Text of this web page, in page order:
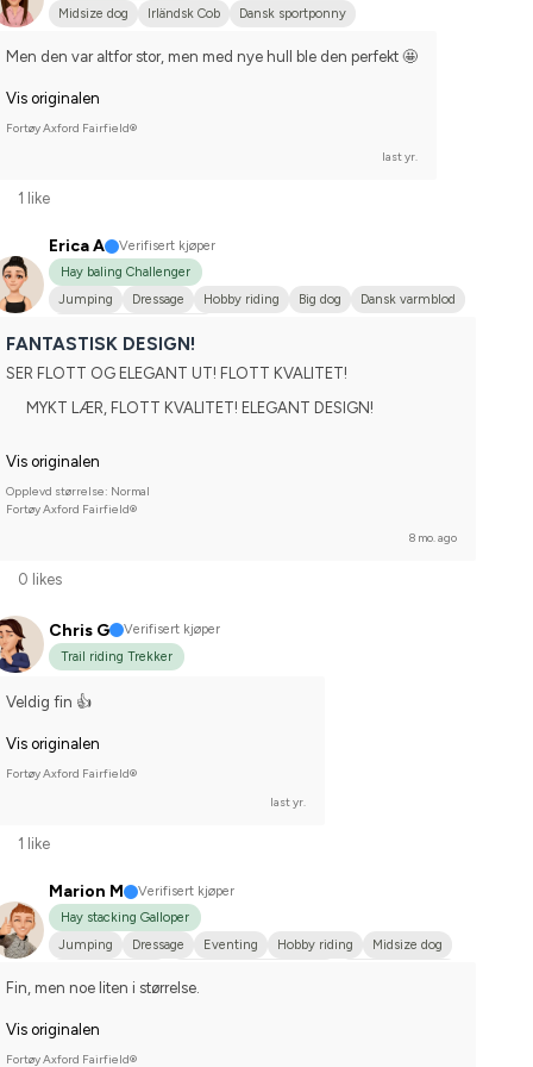
Midsize dog
Irländsk Cob Dansk sportponny
Men den var altfor stor, men med nye hull ble den perfekt 🤩
Vis originalen
Fortøy Axford Fairfield®
last yr.
1 like
Erica A
Verifisert kjøper
Hay baling Challenger
Jumping
Dressage Hobby riding Big dog
Dansk varmblod
FANTASTISK DESIGN!
SER FLOTT OG ELEGANT UT! FLOTT KVALITET!
MYKT LÆR, FLOTT KVALITET! ELEGANT DESIGN!
Vis originalen
Opplevd størrelse: Normal
Fortøy Axford Fairfield®
8 mo. ago
0 likes
Chris G
Verifisert kjøper
Trail riding Trekker
Veldig fin 👍
Vis originalen
Fortøy Axford Fairfield®
last yr.
1 like
Marion M
Verifisert kjøper
Hay stacking Galloper
Jumping
Dressage Eventing Hobby riding
Midsize dog
Fin, men noe liten i størrelse.
Vis originalen
Fortøy Axford Fairfield®